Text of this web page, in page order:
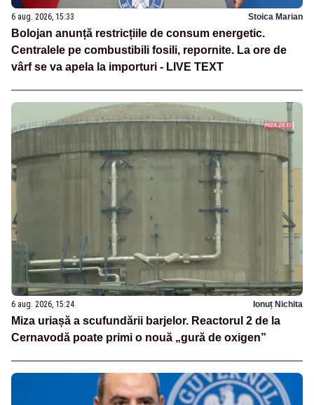
6 aug. 2026, 15:33 Stoica Marian
Bolojan anunță restricțiile de consum energetic.
Centralele pe combustibili fosili, repornite. La ore de
vârf se va apela la importuri - LIVE TEXT
6 aug. 2026, 15:24 Ionuț Nichita
Miza uriașă a scufundării barjelor. Reactorul 2 de la
Cernavodă poate primi o nouă „gură de oxigen”